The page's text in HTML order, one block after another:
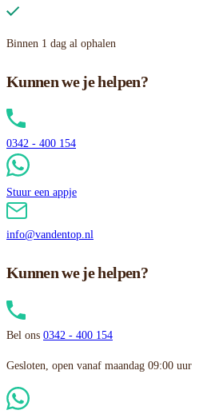
Binnen 1 dag al ophalen
Kunnen we je helpen?
0342 - 400 154
Stuur een appje
info@vandentop.nl
Kunnen we je helpen?
Bel ons 0342 - 400 154
Gesloten, open vanaf maandag 09:00 uur